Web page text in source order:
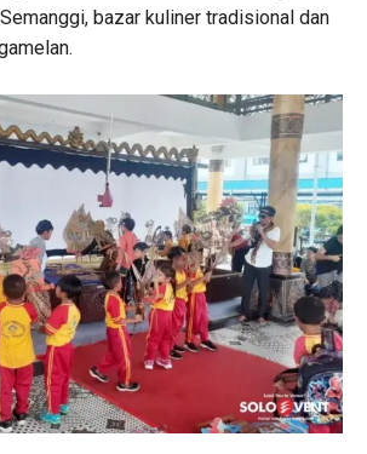
bazar kuliner tradisional dan